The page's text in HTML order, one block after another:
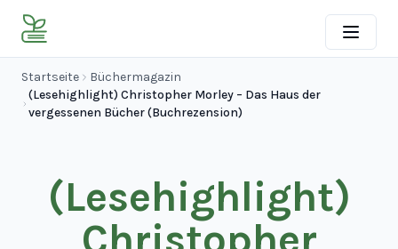
Startseite
Büchermagazin
(Lesehighlight) Christopher Morley – Das Haus der
vergessenen Bücher (Buchrezension)
(Lesehighlight)